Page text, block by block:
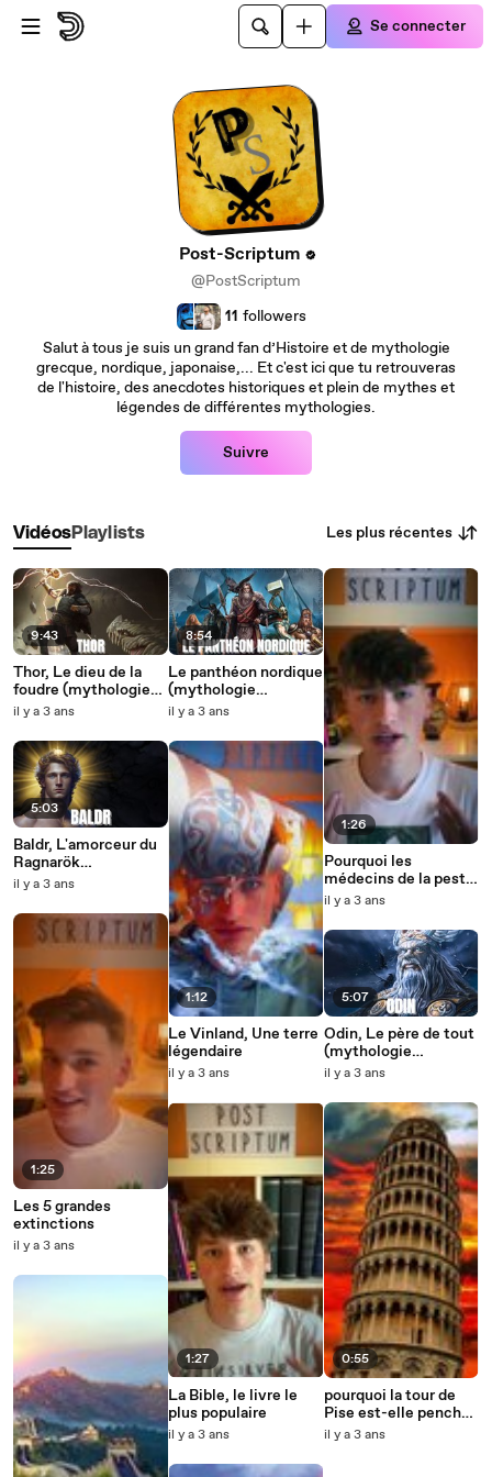
Passer au contenu principal
Se connecter
Post-Scriptum
@PostScriptum
11 followers
Salut à tous je suis un grand fan d’Histoire et de mythologie
grecque, nordique, japonaise,... Et c'est ici que tu retrouveras
de l'histoire, des anecdotes historiques et plein de mythes et
légendes de différentes mythologies.
Suivre
VidéosPlaylists Les plus récentes
9:43
Thor, Le dieu de la
foudre (mythologie
nordique)
il y a 3 ans
5:03
Baldr, L'amorceur du
Ragnarök
(mythologie
il y a 3 ans
1:25
Les 5 grandes
extinctions
il y a 3 ans
8:54
Le panthéon nordique
(mythologie
nordique)
il y a 3 ans
1:12
Le Vinland, Une terre
légendaire
il y a 3 ans
1:27
La Bible, le livre le
plus populaire
il y a 3 ans
1:26
Pourquoi les
médecins de la peste
portaient ce drôle de
il y a 3 ans
5:07
Odin, Le père de tout
(mythologie
nordique)
il y a 3 ans
0:55
pourquoi la tour de
Pise est-elle penchée
?
il y a 3 ans